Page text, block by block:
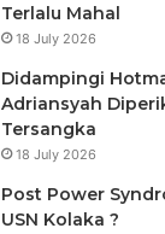
Terlalu Mahal
18 July 2026
Didampingi
Adriansyah
Tersangka
18 July 2026
Post Power
USN Kolaka ?